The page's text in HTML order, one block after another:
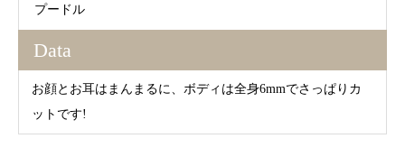
プードル
Data
お顔とお耳はまんまるに、ボディは全身6mmでさっぱりカ
ットです!